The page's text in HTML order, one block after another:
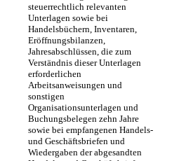
steuerrechtlich relevanten
Unterlagen sowie bei
Handelsbüchern, Inventaren,
Eröffnungsbilanzen,
Jahresabschlüssen, die zum
Verständnis dieser Unterlagen
erforderlichen
Arbeitsanweisungen und
sonstigen
Organisationsunterlagen und
Buchungsbelegen zehn Jahre
sowie bei empfangenen Handels-
und Geschäftsbriefen und
Wiedergaben der abgesandten